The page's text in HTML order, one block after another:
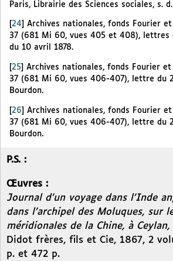
Paris, Librairie des Sciences sociales, s.
24
Archives nationales, fonds Fourier et
37 (681 Mi 60, vues 405 et 408), lettres
du 10 avril 1878.
25
Archives nationales, fonds Fourier et
37 (681 Mi 60, vues 406-407), lettre du
Bourdon.
[26] Archives nationales, fonds Fourier et
37 (681 Mi 60, vues 406-407), lettre du
Bourdon.
P.S. :
Œuvres :
Journal d’un voyage dans l’Inde
dans l’archipel des Moluques, sur
méridionales de la Chine, à Ceylan,
Didot frères, fils et Cie, 1867, 2
p. et 472 p.